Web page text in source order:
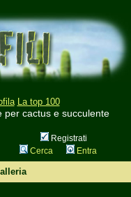
La top 100
per cactus e succulente
Registrati
Cerca Entra